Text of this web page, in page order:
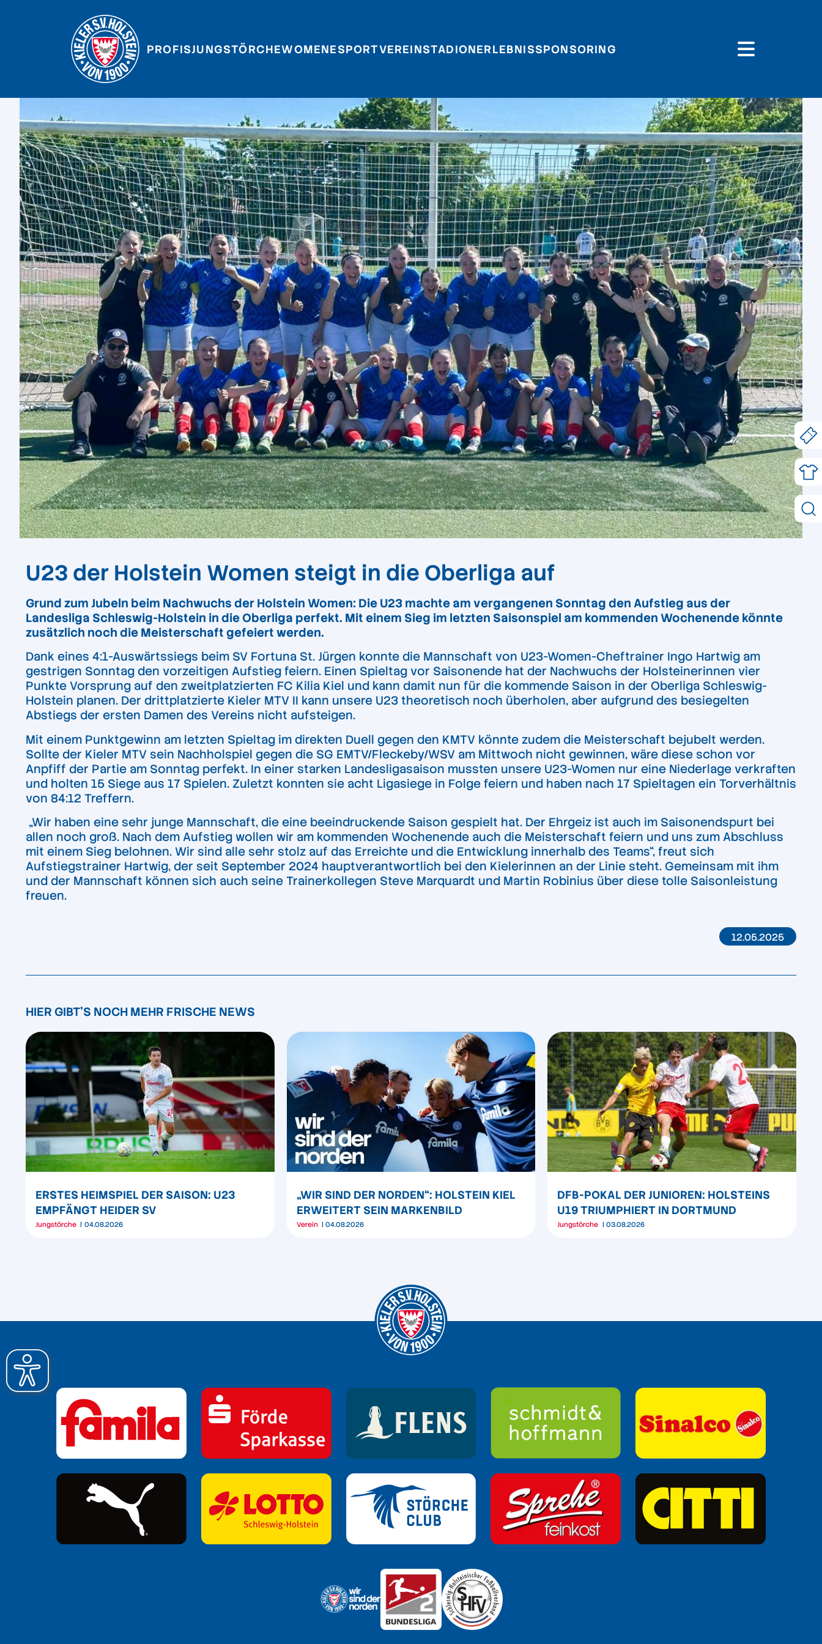
PROFISJUNGSTÖRCHEWOMENESPORTVEREINSTADIONERLEBNISSPONSORING
U23 der Holstein Women steigt in die Oberliga auf
Grund zum Jubeln beim Nachwuchs der Holstein Women: Die U23 machte am vergangenen Sonntag den Aufstieg aus der
Landesliga Schleswig-Holstein in die Oberliga perfekt. Mit einem Sieg im letzten Saisonspiel am kommenden Wochenende könnte
zusätzlich noch die Meisterschaft gefeiert werden.
Dank eines 4:1-Auswärtssiegs beim SV Fortuna St. Jürgen konnte die Mannschaft von U23-Women-Cheftrainer Ingo Hartwig am
gestrigen Sonntag den vorzeitigen Aufstieg feiern. Einen Spieltag vor Saisonende hat der Nachwuchs der Holsteinerinnen vier
Punkte Vorsprung auf den zweitplatzierten FC Kilia Kiel und kann damit nun für die kommende Saison in der Oberliga Schleswig-
Holstein planen. Der drittplatzierte Kieler MTV II kann unsere U23 theoretisch noch überholen, aber aufgrund des besiegelten
Abstiegs der ersten Damen des Vereins nicht aufsteigen.
Mit einem Punktgewinn am letzten Spieltag im direkten Duell gegen den KMTV könnte zudem die Meisterschaft bejubelt werden.
Sollte der Kieler MTV sein Nachholspiel gegen die SG EMTV/Fleckeby/WSV am Mittwoch nicht gewinnen, wäre diese schon vor
Anpfiff der Partie am Sonntag perfekt. In einer starken Landesligasaison mussten unsere U23-Women nur eine Niederlage verkraften
und holten 15 Siege aus 17 Spielen. Zuletzt konnten sie acht Ligasiege in Folge feiern und haben nach 17 Spieltagen ein Torverhältnis
von 84:12 Treffern.
„Wir haben eine sehr junge Mannschaft, die eine beeindruckende Saison gespielt hat. Der Ehrgeiz ist auch im Saisonendspurt bei
allen noch groß. Nach dem Aufstieg wollen wir am kommenden Wochenende auch die Meisterschaft feiern und uns zum Abschluss
mit einem Sieg belohnen. Wir sind alle sehr stolz auf das Erreichte und die Entwicklung innerhalb des Teams“, freut sich
Aufstiegstrainer Hartwig, der seit September 2024 hauptverantwortlich bei den Kielerinnen an der Linie steht. Gemeinsam mit ihm
und der Mannschaft können sich auch seine Trainerkollegen Steve Marquardt und Martin Robinius über diese tolle Saisonleistung
freuen.
12.05.2025
HIER GIBT'S NOCH MEHR FRISCHE NEWS
ERSTES HEIMSPIEL DER SAISON: U23
EMPFÄNGT HEIDER SV
Jungstörche 04.08.2026
„WIR SIND DER NORDEN“: HOLSTEIN KIEL
ERWEITERT SEIN MARKENBILD
Verein 04.08.2026
DFB-POKAL DER JUNIOREN: HOLSTEINS
U19 TRIUMPHIERT IN DORTMUND
Jungstörche 03.08.2026